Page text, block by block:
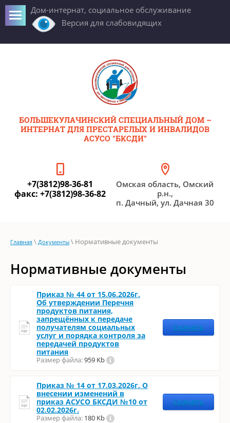
Дом-интернат, социальное обслуживание
Версия для слабовидящих
БОЛЬШЕКУЛАЧИНСКИЙ СПЕЦИАЛЬНЫЙ ДОМ –
ИНТЕРНАТ ДЛЯ ПРЕСТАРЕЛЫХ И ИНВАЛИДОВ
AСУСО "БКСДИ"
+7(3812)98-36-81
факс: +7(3812)98-36-82
Омская область, Омский
р.н.,
п. Дачный, ул. Дачная 30
Главная \ Документы \ Нормативные документы
Нормативные документы
Приказ № 44 от 15.06.2026г.
Об утверждении Перечня
продуктов питания,
запрещённых к передаче
получателям социальных
услуг и порядка контроля за
передачей продуктов
питания
Размер файла:959 Kb
Скачать
Приказ № 14 от 17.03.2026г. О
внесении изменений в
приказ АСУСО БКСДИ №10 от
02.02.2026г.
Размер файла: 180 Kb
Скачать